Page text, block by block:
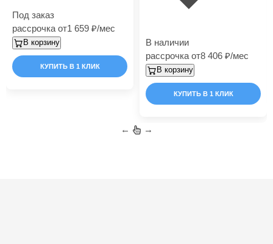
Под заказ
рассрочка от1 659 /мес
В корзину
КУПИТЬ В 1 КЛИК
В наличии
рассрочка от8 406 /мес
В корзину
КУПИТЬ В 1 КЛИК
← →